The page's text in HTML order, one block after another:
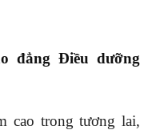
đẳng Điều dưỡng
cao trong tương lai,